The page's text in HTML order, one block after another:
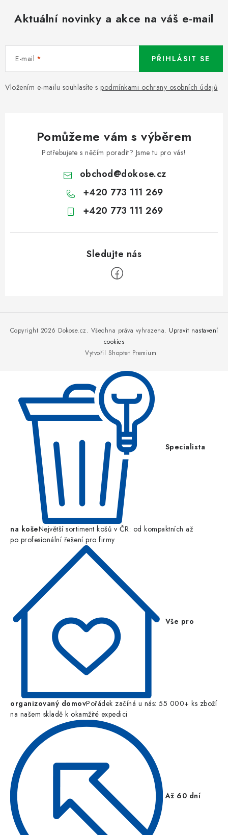
Aktuální novinky a akce na váš e-mail
E-mail
Vložením e-mailu souhlasíte s podmínkami ochrany osobních údajů
PŘIHLÁSIT SE
Pomůžeme vám s výběrem
Potřebujete s něčím poradit? Jsme tu pro vás!
obchod@dokose.cz
+420 773 111 269
+420 773 111 269
Vytvořil Shoptet Premium
Copyright 2026 Dokose.cz. Všechna práva vyhrazena. Upravit nastavení
cookies
Specialista
na košeNejvětší sortiment košů v ČR: od kompaktních až
po profesionální řešení pro firmy
Vše pro
organizovaný domovPořádek začíná u nás: 55 000+ ks zboží
na našem skladě k okamžité expedici
Až 60 dní